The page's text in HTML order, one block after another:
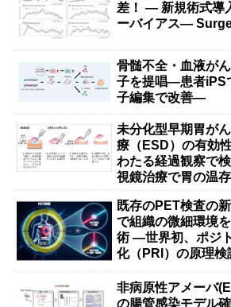
差！ — 新規術式導
ーバイアス—
骨髄不全・血液が
子を提唱―患者iPS
子編集で改善―
未分化型早期胃が
療（ESD）の有効
わたる経過観察で
視鏡治療で胃の温
既存のPET検査の
で組織の微細環境
術 ―世界初、ポジ
化（PRI）の原理
非病原性アメーバ
の腸管感染モデル